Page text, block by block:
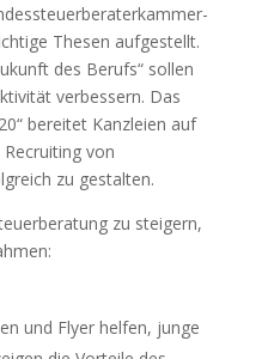
Thesen aufgestellt.
des Berufs“ sollen
verbessern. Das
bereitet Kanzleien auf
von
zu gestalten.
zu steigern,
und Flyer helfen, junge